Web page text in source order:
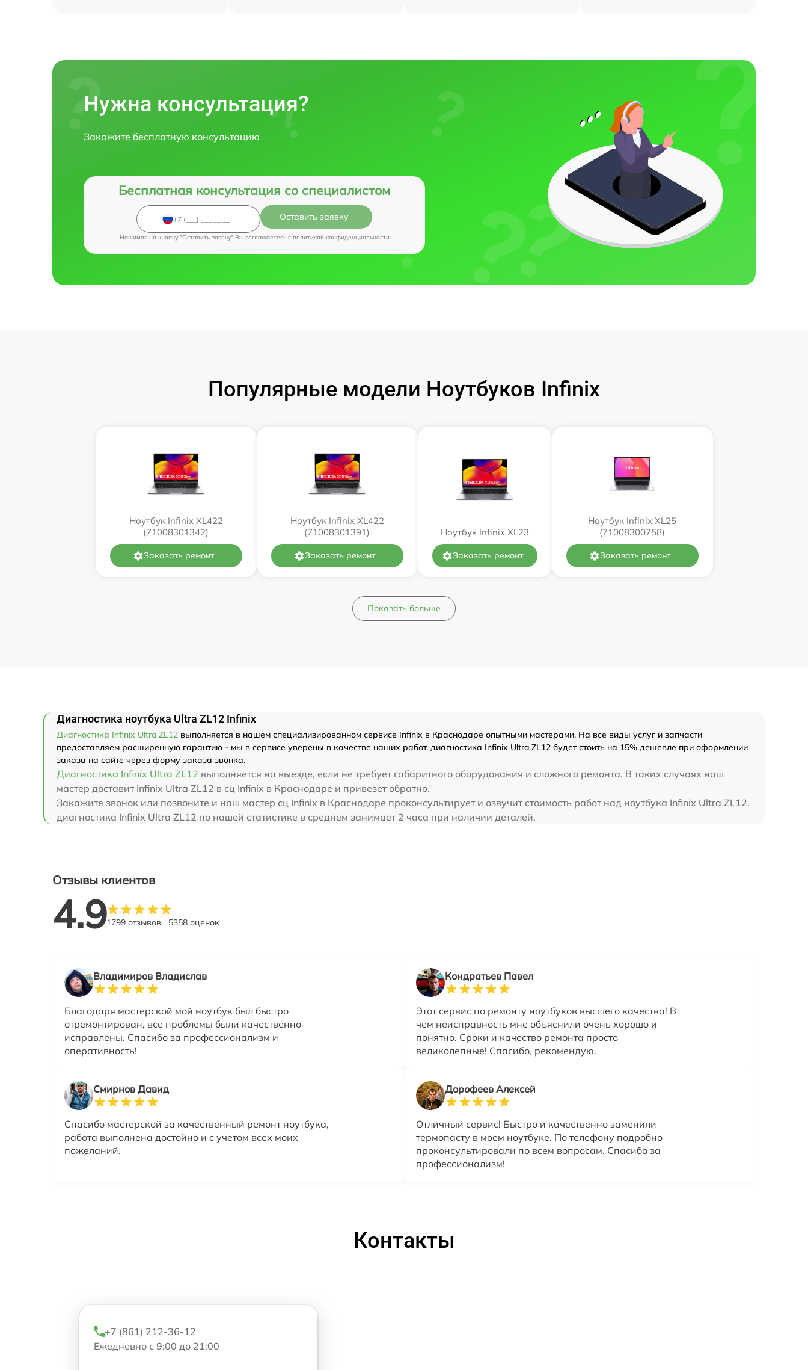
Нужна консультация?
Закажите бесплатную консультацию
Бесплатная консультация со специалистом
Оставить заявку
Нажимая на кнопку "Оставить заявку" Вы соглашаетесь c политикой конфиденциальности
Популярные модели Ноутбуков Infinix
Ноутбук Infinix XL422
(71008301342)
Заказать ремонт
Ноутбук Infinix XL422
(71008301391)
Заказать ремонт
Ноутбук Infinix XL23
Заказать ремонт
Ноутбук Infinix XL25
(71008300758)
Заказать ремонт
Показать больше
Диагностика ноутбука Ultra ZL12 Infinix
Диагностика Infinix Ultra ZL12 выполняется в нашем специализированном сервисе Infinix в Краснодаре опытными мастерами. На все виды услуг и запчасти
предоставляем расширенную гарантию - мы в сервисе уверены в качестве наших работ. диагностика Infinix Ultra ZL12 будет стоить на 15% дешевле при оформлении
заказа на сайте через форму заказа звонка.
Диагностика Infinix Ultra ZL12 выполняется на выезде, если не требует габаритного оборудования и сложного ремонта. В таких случаях наш
мастер доставит Infinix Ultra ZL12 в сц Infinix в Краснодаре и привезет обратно.
Закажите звонок или позвоните и наш мастер сц Infinix в Краснодаре проконсультирует и озвучит стоимость работ над ноутбука Infinix Ultra ZL12.
диагностика Infinix Ultra ZL12 по нашей статистике в среднем занимает 2 часа при наличии деталей.
Отзывы клиентов
4.91799 отзывов 5358 оценок
Владимиров Владислав
Благодаря мастерской мой ноутбук был быстро
отремонтирован, все проблемы были качественно
исправлены. Спасибо за профессионализм и
оперативность!
Кондратьев Павел
Этот сервис по ремонту ноутбуков высшего качества! В
чем неисправность мне объяснили очень хорошо и
понятно. Сроки и качество ремонта просто
великолепные! Спасибо, рекомендую.
Смирнов Давид
Спасибо мастерской за качественный ремонт ноутбука,
работа выполнена достойно и с учетом всех моих
пожеланий.
Дорофеев Алексей
Отличный сервис! Быстро и качественно заменили
термопасту в моем ноутбуке. По телефону подробно
проконсультировали по всем вопросам. Спасибо за
профессионализм!
Контакты
+7 (861) 212-36-12
Ежедневно с 9:00 до 21:00